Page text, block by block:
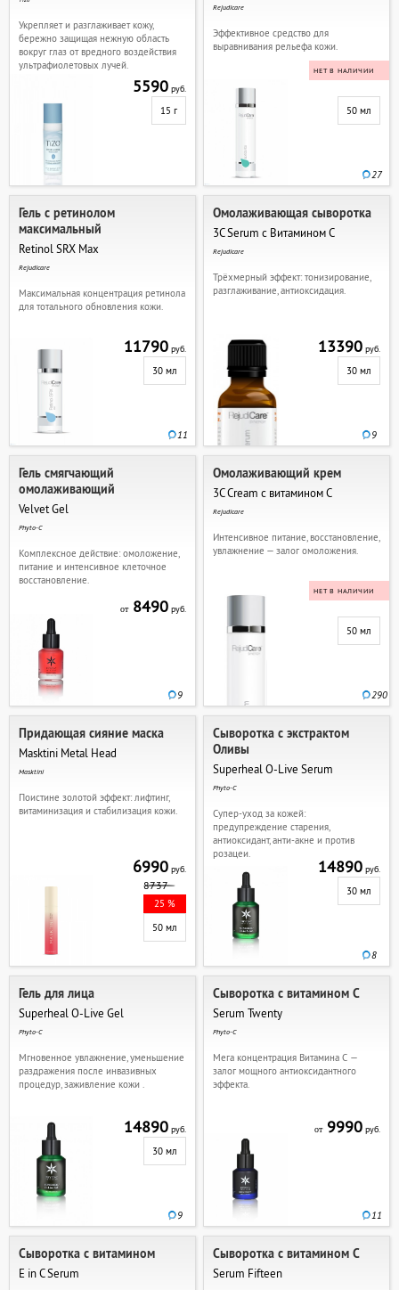
Укрепляет и разглаживает кожу,
бережно защищая нежную область
вокруг глаз от вредного воздействия
ультрафиолетовых лучей.
5590руб.
15 г
Rejudicare
НЕТ В НАЛИЧИИ
Эффективное средство для
выравнивания рельефа кожи.
50 мл
27
Гель с ретинолом
максимальный
Retinol SRX Max
Rejudicare
Максимальная концентрация ретинола
для тотального обновления кожи.
11790руб.
30 мл
11
Омолаживающая сыворотка
3C Serum с Витамином С
Rejudicare
Трёхмерный эффект: тонизирование,
разглаживание, антиоксидация.
13390руб.
30 мл
9
Гель смягчающий
омолаживающий
Velvet Gel
Phyto-C
Комплексное действие: омоложение,
питание и интенсивное клеточное
восстановление.
от8490руб.
9
Омолаживающий крем
3C Cream с витамином С
Rejudicare
НЕТ В НАЛИЧИИ
Интенсивное питание, восстановление,
увлажнение — залог омоложения.
50 мл
290
Придающая сияние маска
Masktini Metal Head
Masktini
Поистине золотой эффект: лифтинг,
витаминизация и стабилизация кожи.
6990руб.
8737
25 %
50 мл
Сыворотка с экстрактом
Оливы
Superheal O-Live Serum
Phyto-C
Супер-уход за кожей:
предупреждение старения,
антиоксидант, анти-акне и против
розацеи.
14890руб.
30 мл
8
Гель для лица
Superheal O-Live Gel
Phyto-C
Мгновенное увлажнение, уменьшение
раздражения после инвазивных
процедур, заживление кожи .
14890руб.
30 мл
9
Сыворотка с витамином C
Serum Twenty
Phyto-C
Мега концентрация Витамина С —
залог мощного антиоксидантного
эффекта.
от9990руб.
11
Сыворотка с витамином
E in C Serum
Сыворотка с витамином C
Serum Fifteen